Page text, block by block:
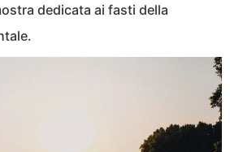
dedicata ai fasti della